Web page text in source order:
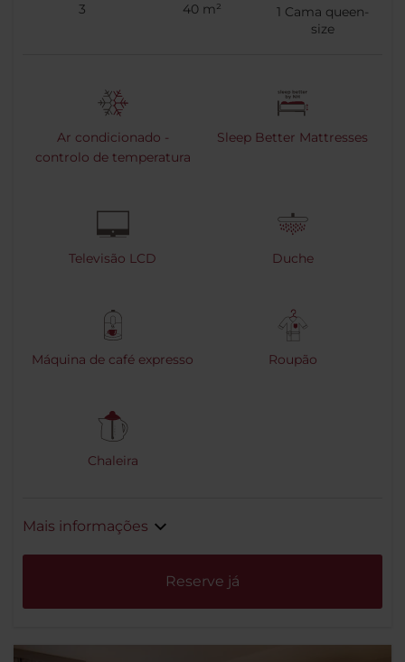
3 40 m² 1 Cama queen-
size
Ar condicionado -
controlo de temperatura
Sleep Better Mattresses
Televisão LCD Duche
Máquina de café expresso Roupão
Chaleira
Mais informações
Reserve já